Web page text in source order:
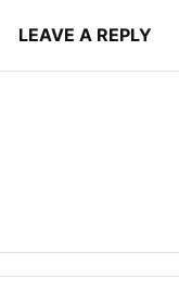
LEAVE A REPLY